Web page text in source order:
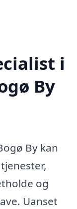
i
By
By kan
og
Uanset